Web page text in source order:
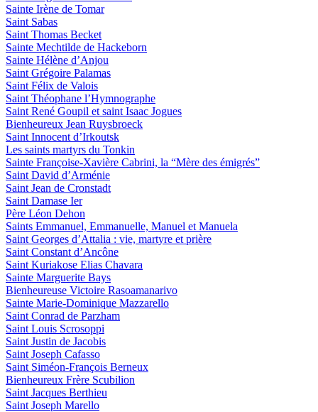
Sainte Irène de Tomar
Saint Sabas
Saint Thomas Becket
Sainte Mechtilde de Hackeborn
Sainte Hélène d’Anjou
Saint Grégoire Palamas
Saint Félix de Valois
Saint Théophane l’Hymnographe
Saint René Goupil et saint Isaac Jogues
Bienheureux Jean Ruysbroeck
Saint Innocent d’Irkoutsk
Les saints martyrs du Tonkin
Sainte Françoise-Xavière Cabrini, la “Mère des émigrés”
Saint David d’Arménie
Saint Jean de Cronstadt
Saint Damase Ier
Père Léon Dehon
Saints Emmanuel, Emmanuelle, Manuel et Manuela
Saint Georges d’Attalia : vie, martyre et prière
Saint Constant d’Ancône
Saint Kuriakose Elias Chavara
Sainte Marguerite Bays
Bienheureuse Victoire Rasoamanarivo
Sainte Marie-Dominique Mazzarello
Saint Conrad de Parzham
Saint Louis Scrosoppi
Saint Justin de Jacobis
Saint Joseph Cafasso
Saint Siméon-François Berneux
Bienheureux Frère Scubilion
Saint Jacques Berthieu
Saint Joseph Marello